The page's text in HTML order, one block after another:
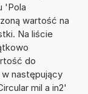
'Pola
wartość na
Na liście
do
następujący
mil a in2'